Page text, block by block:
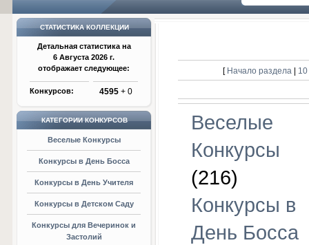
СТАТИСТИКА КОЛЛЕКЦИИ
Детальная статистика на
6 Августа 2026 г.
отображает следующее:
Конкурсов: 4595 + 0
КАТЕГОРИИ КОНКУРСОВ
Веселые Конкурсы
Конкурсы в День Босса
Конкурсы в День Учителя
Конкурсы в Детском Саду
Конкурсы для Вечеринок и
Застолий
[ Начало раздела |
Веселые
Конкурсы
(216)
Конкурсы в
День Босса